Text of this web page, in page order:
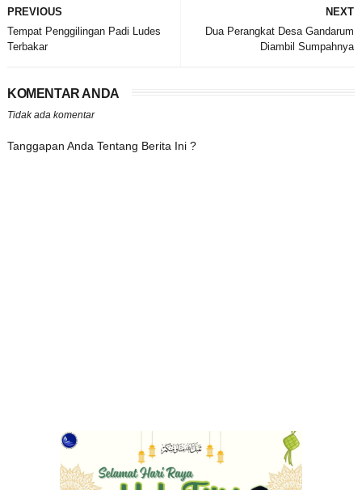
NEXT
Dua Perangkat Desa Gandarum
Diambil Sumpahnya
PREVIOUS
Tempat Penggilingan Padi Ludes
Terbakar
KOMENTAR ANDA
Tidak ada komentar
Tanggapan Anda Tentang Berita Ini ?